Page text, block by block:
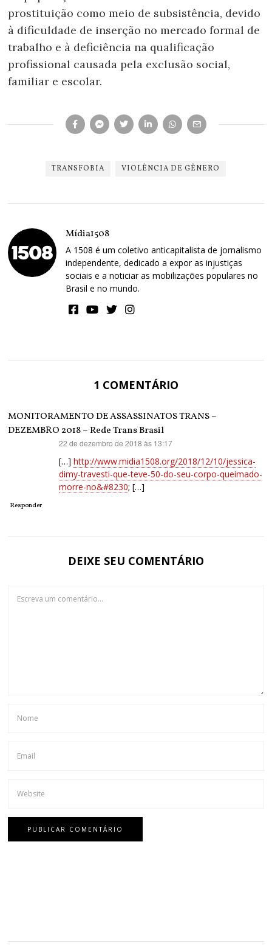
prostituição como meio de subsistência, devido
à dificuldade de inserção no mercado formal de
trabalho e à deficiência na qualificação
profissional causada pela exclusão social,
familiar e escolar.
TRANSFOBIA VIOLÊNCIA DE GÊNERO
Mídia1508
A 1508 é um coletivo anticapitalista de jornalismo
independente, dedicado a expor as injustiças
sociais e a noticiar as mobilizações populares no
Brasil e no mundo.
1 COMENTÁRIO
MONITORAMENTO DE ASSASSINATOS TRANS –
DEZEMBRO 2018 – Rede Trans Brasil
22 de dezembro de 2018 às 13:17
[…]http://www.midia1508.org/2018/12/10/jessica-
dimy-travesti-que-teve-50-do-seu-corpo-queimado-
morre-no&#8230; […]
Responder
DEIXE SEU COMENTÁRIO